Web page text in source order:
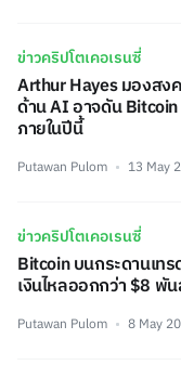
ข่าวคริปโตเคอเรนซี่
Arthur Hayes มองสง
ด้าน AI อาจดัน
ภายในปีนี้
Putawan Pulom 13 May
ข่าวคริปโตเคอเรนซี่
Bitcoin บนกระดานเท
เงินไหลออกกว่า $8 พั
Putawan Pulom 8 May